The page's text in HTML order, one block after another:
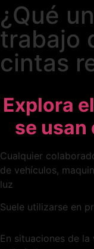
¿Qué
trabajo
cintas
Explora
se usan
Cualquier
de vehículos,
luz
Suele utilizarse en
En situaciones de